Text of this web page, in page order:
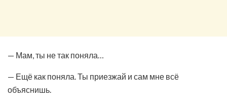
— Мам, ты не так поняла…
— Ещё как поняла. Ты приезжай и сам мне всё
объяснишь.